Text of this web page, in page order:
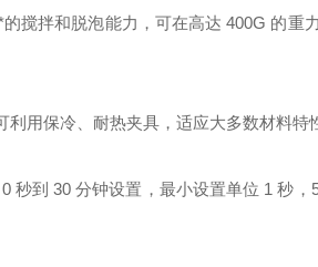
搅拌和脱泡能力，可在高达 400G 的重
用保冷、耐热夹具，适应大多数材料特
到 30 分钟设置，最小设置单位 1 秒，